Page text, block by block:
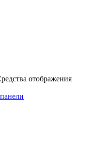
отображения